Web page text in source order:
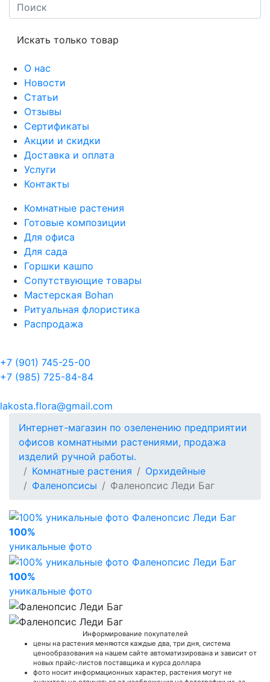
Искать только товар
О нас
Новости
Статьи
Отзывы
Сертификаты
Акции и скидки
Доставка и оплата
Услуги
Контакты
Комнатные растения
Готовые композиции
Для офиса
Для сада
Горшки кашпо
Сопутствующие товары
Мастерская Bohan
Ритуальная флористика
Распродажа
+7 (901) 745-25-00
+7 (985) 725-84-84
lakosta.flora@gmail.com
Интернет-магазин по озеленению предприятии
офисов комнатными растениями, продажа
изделий ручной работы.
Комнатные растения
Орхидейные
Фаленопсисы
Фаленопсис Леди Баг
100%
уникальные фото
100%
уникальные фото
Информирование покупателей
цены на растения меняются каждые два, три дня, система
ценообразования на нашем сайте автоматизирована и зависит от
новых прайс-листов поставщика и курса доллара
фото носит информационных характер, растения могут не